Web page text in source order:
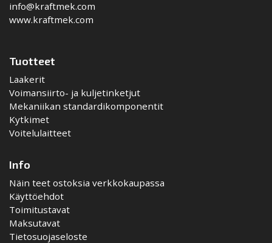
info@kraftmek.com
www.kraftmek.com
Tuotteet
Laakerit
Voimansiirto- ja kuljetinketjut
Mekaniikan standardikomponentit
Kytkimet
Voitelulaitteet
Info
Näin teet ostoksia verkkokaupassa
Käyttöehdot
Toimitustavat
Maksutavat
Tietosuojaseloste